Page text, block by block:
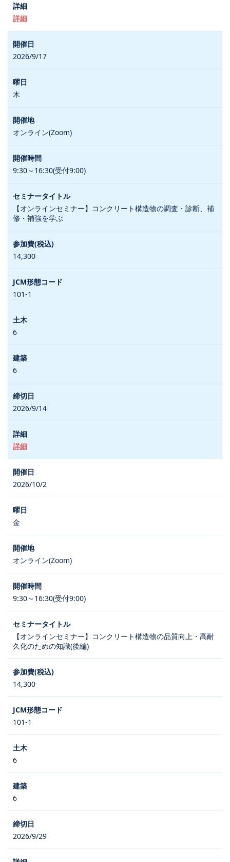
詳細
2026/9/17
木
オンライン(Zoom)
9:30～16:30(受付9:00)
【オンラインセミナー】コンクリート構造物の調査・診断、補
修・補強を学ぶ
14,300
101-1
6
6
2026/9/14
詳細
2026/10/2
金
オンライン(Zoom)
9:30～16:30(受付9:00)
【オンラインセミナー】コンクリート構造物の品質向上・高耐
久化のための知識(後編)
14,300
101-1
6
6
2026/9/29